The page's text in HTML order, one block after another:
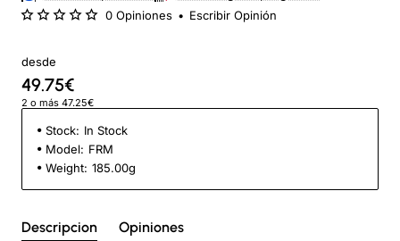
0 Opiniones • Escribir Opinión
desde
49.75€
2 o más 47.25€
Stock: In Stock
Model: FRM
Weight: 185.00g
Descripcion Opiniones